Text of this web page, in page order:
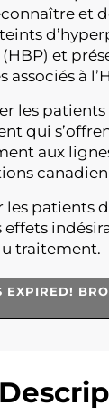
et
et
à
les
qui
aux
les patients
effets
traitement.
EXPIRED!